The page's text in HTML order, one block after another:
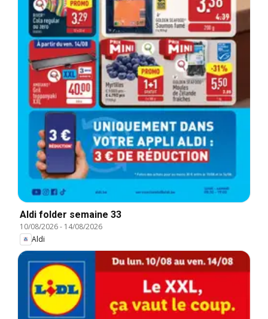
Aldi folder semaine 33
10/08/2026- 14/08/2026
Aldi